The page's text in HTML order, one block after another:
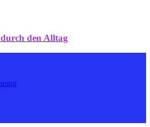
den Alltag